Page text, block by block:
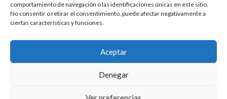
comportamiento de navegación o las identificaciones únicas en este sitio.
No consentir o retirar el consentimiento, puede afectar negativamente a
ciertas características y funciones.
Aceptar
Denegar
Linked In